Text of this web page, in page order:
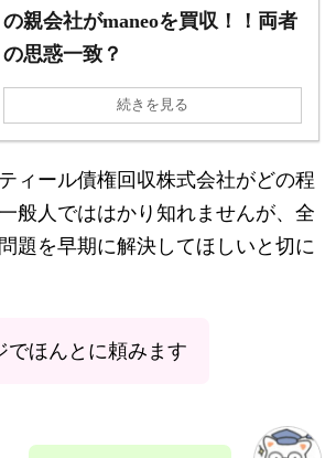
の親会社がmaneoを買収！！両者
の思惑一致？
続きを見る
ィール債権回収株式会社がどの程
般人でははかり知れませんが、全
題を早期に解決してほしいと切に
でほんとに頼みます